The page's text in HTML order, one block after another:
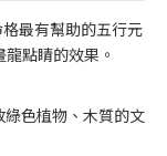
最有幫助的五行元
點睛的效果。
綠色植物、木質的文